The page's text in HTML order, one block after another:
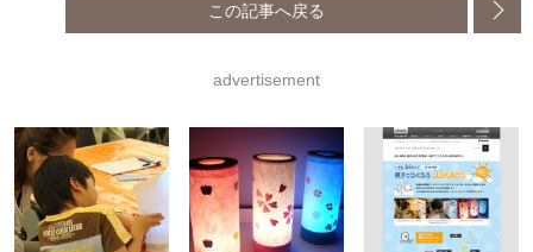
この記事へ戻る
advertisement